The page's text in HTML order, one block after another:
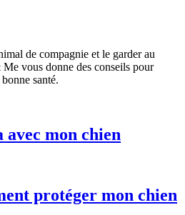
de compagnie et le garder au
vous donne des conseils pour
santé.
avec mon chien
protéger mon chien